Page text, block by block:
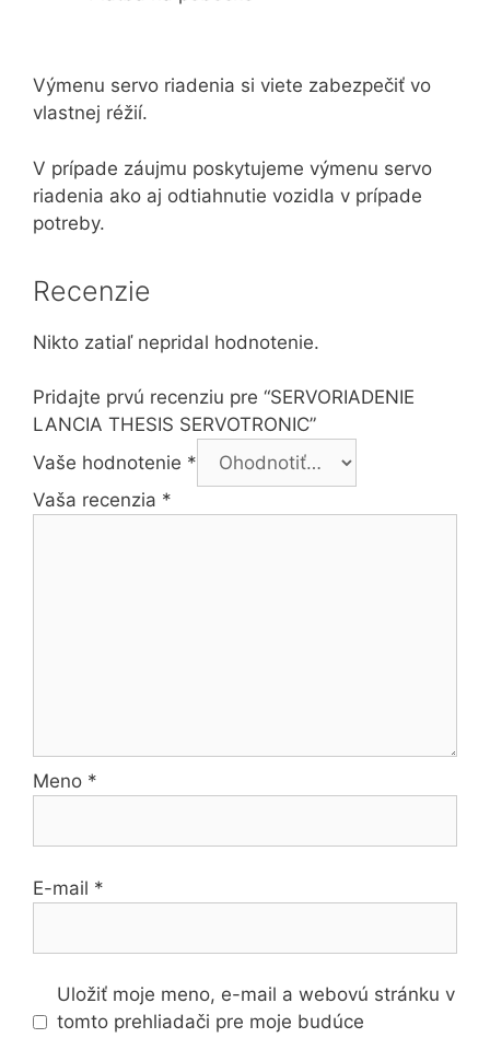
Výmenu servo riadenia si viete zabezpečiť vo
vlastnej réžií.
V prípade záujmu poskytujeme výmenu servo
riadenia ako aj odtiahnutie vozidla v prípade
potreby.
Recenzie
Nikto zatiaľ nepridal hodnotenie.
Pridajte prvú recenziu pre “SERVORIADENIE
LANCIA THESIS SERVOTRONIC”
Vaše hodnotenie *
Vaša recenzia *
Meno *
E-mail *
Uložiť moje meno, e-mail a webovú stránku v
tomto prehliadači pre moje budúce